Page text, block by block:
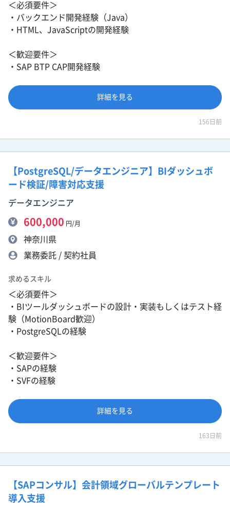
＜必須要件＞
・バックエンド開発経験（Java）
・HTML、JavaScriptの開発経験
＜歓迎要件＞
・SAP BTP CAP開発経験
詳細を見る
156日前
【PostgreSQL/データエンジニア】BIダッシュボ
ード検証/障害対応支援
データエンジニア
600,000 円/月
神奈川県
業務委託 / 契約社員
求めるスキル
＜必須要件＞
・BIツールダッシュボードの設計・実装もしくはテスト経
験（MotionBoard歓迎）
・PostgreSQLの経験
＜歓迎要件＞
・SAPの経験
・SVFの経験
詳細を見る
163日前
【SAPコンサル】会計領域グローバルテンプレート
導入支援